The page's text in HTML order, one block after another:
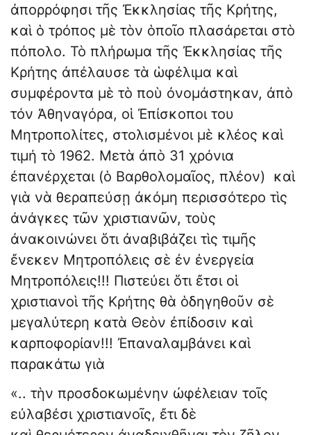
ἀπορρόφησι τῆς Ἐκκλησίας τῆς Κρήτης,
καὶ ὁ τρόπος μὲ τὸν ὁποῖο πλασάρεται στὸ
πόπολο. Τὸ πλήρωμα τῆς Ἐκκλησίας τῆς
Κρήτης ἀπέλαυσε τὰ ὡφέλιμα καὶ
συμφέροντα μὲ τὸ ποὺ ὀνομάστηκαν, ἀπὸ
τόν Ἀθηναγόρα, οἱ Ἐπίσκοποι του
Μητροπολίτες, στολισμένοι μὲ κλέος καὶ
τιμή τὸ 1962. Μετὰ ἀπὸ 31 χρόνια
ἐπανέρχεται (ὁ Βαρθολομαῖος, πλέον) καὶ
γιὰ νὰ θεραπεύσῃ ἀκόμη περισσότερο τὶς
ἀνάγκες τῶν χριστιανῶν, τοὺς
ἀνακοινώνει ὅτι ἀναβιβάζει τὶς τιμῆς
ἔνεκεν Μητροπόλεις σὲ ἐν ἐνεργεία
Μητροπόλεις!!! Πιστεύει ὅτι ἔτσι οἱ
χριστιανοὶ τῆς Κρήτης θὰ ὁδηγηθοῦν σὲ
μεγαλύτερη κατὰ Θεὸν ἐπίδοσιν καὶ
καρποφορίαν!!! Ἐπαναλαμβάνει καὶ
παρακάτω γιὰ
«.. τὴν προσδοκωμένην ὠφέλειαν τοῖς
εὐλαβέσι χριστιανοῖς, ἔτι δὲ